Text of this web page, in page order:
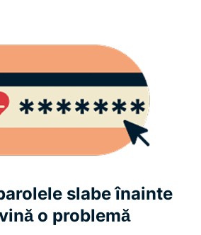
slabe înainte
o problemă